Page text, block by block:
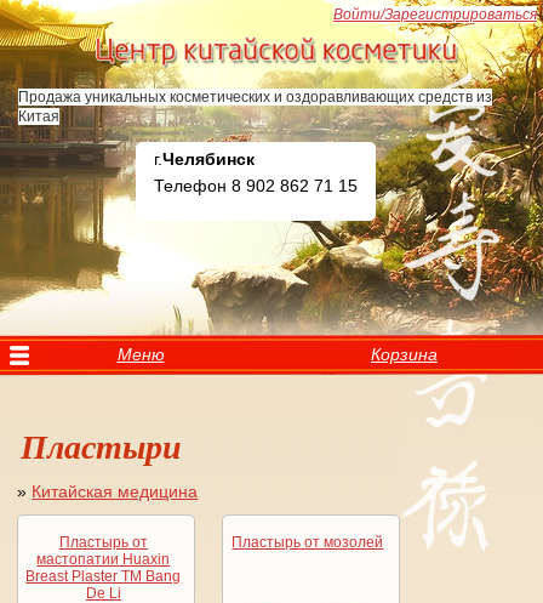
Перейти к основному содержанию
Продажа уникальных косметических и оздоравливающих средств из
Китая
г.Челябинск
Телефон 8 902 862 71 15
Меню Корзина
Пластыри
Вы здесь
» Китайская медицина
Пластырь от
мастопатии Huaxin
Breast Plaster TM Bang
De Li
Пластырь от мозолей
Войти/Зарегистрироваться